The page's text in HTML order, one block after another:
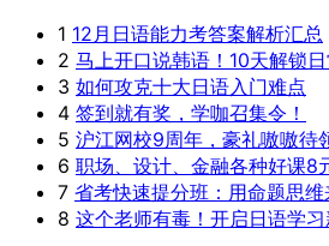
1 12月日语能力考答案解析汇总
2 马上开口说韩语！10天解锁
3 如何攻克十大日语入门难点
4 签到就有奖，学咖召集令！
5 沪江网校9周年，豪礼嗷嗷待
6 职场、设计、金融各种好课8
7 省考快速提分班：用命题思
8 这个老师有毒！开启日语学